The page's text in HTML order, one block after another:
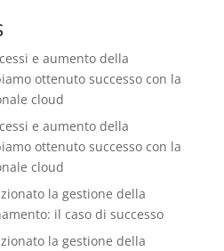
e aumento della
ottenuto successo con la
cloud
e aumento della
ottenuto successo con la
cloud
la gestione della
il caso di successo
la gestione della